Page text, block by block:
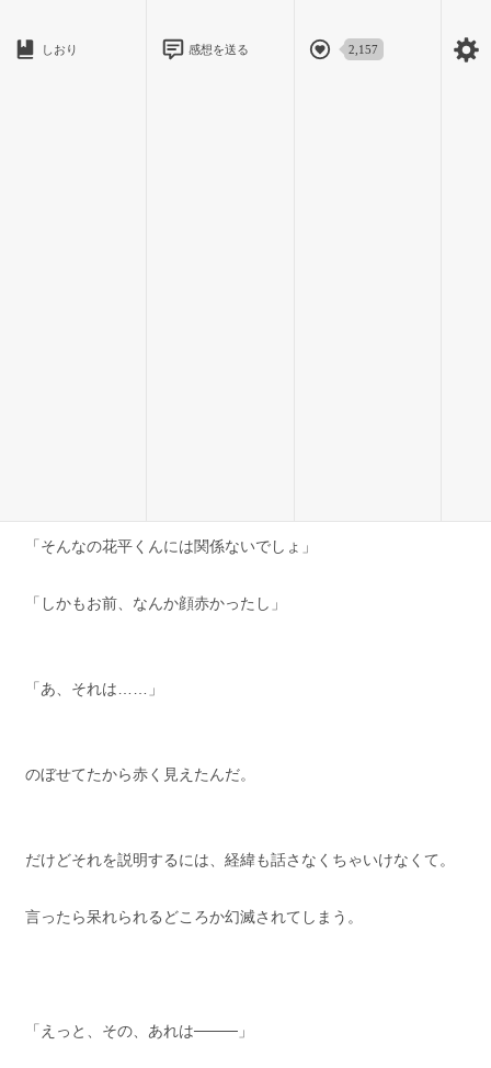
しおり 感想を送る 2,157
「そんなの花平くんには関係ないでしょ」
「しかもお前、なんか顔赤かったし」
「あ、それは……」
のぼせてたから赤く見えたんだ。
だけどそれを説明するには、経緯も話さなくちゃいけなくて。
言ったら呆れられるどころか幻滅されてしまう。
「えっと、その、あれは────」